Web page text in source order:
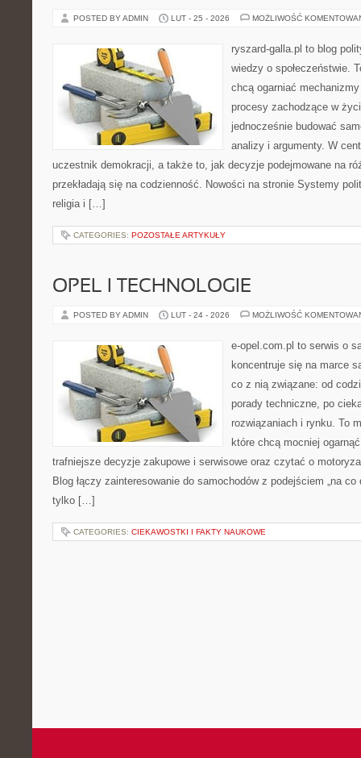
POSTED BY ADMIN LUT - 25 - 2026 MOŻLIWOŚĆ
ryszard-galla.pl to blog
wiedzy o społeczeństwie.
chcą ogarniać
procesy zachodzące w
jednocześnie budować
analizy i argumenty. W
uczestnik demokracji, a także to, jak decyzje podejmowane na
przekładają się na codzienność. Nowości na stronie Systemy
religia i […]
CATEGORIES: POZOSTAŁE ARTYKUŁY
OPEL I TECHNOLOGIE
POSTED BY ADMIN LUT - 24 - 2026 MOŻLIWOŚĆ
e-opel.com.pl to serwis o
koncentruje się na marce
co z nią związane: od
porady techniczne, po
rozwiązaniach i rynku. To
które chcą mocniej
trafniejsze decyzje zakupowe i serwisowe oraz czytać o
Blog łączy zainteresowanie do samochodów z podejściem „na
tylko […]
CATEGORIES: CIEKAWOSTKI I FAKTY NAUKOWE